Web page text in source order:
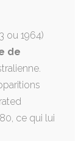
ou 1964)
de
ce qui lui